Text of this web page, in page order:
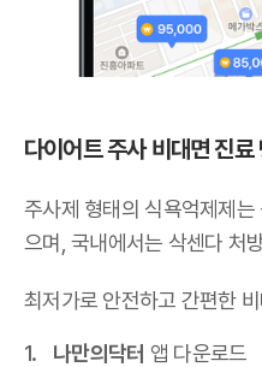
다이어트 주사 비대면 진료
주사제 형태의 식욕억제제
으며,국내에서는 삭센다 처
최저가로 안전하고 간편한
나만의닥터 앱 다운로드